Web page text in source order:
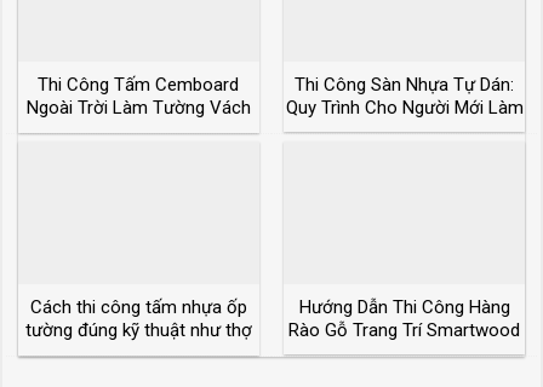
Thi Công Tấm Cemboard
Ngoài Trời Làm Tường Vách
Lót Sàn Lợp Mái
Thi Công Sàn Nhựa Tự Dán:
Quy Trình Cho Người Mới Làm
Cách thi công tấm nhựa ốp
tường đúng kỹ thuật như thợ
chuyên nghiệp
Hướng Dẫn Thi Công Hàng
Rào Gỗ Trang Trí Smartwood